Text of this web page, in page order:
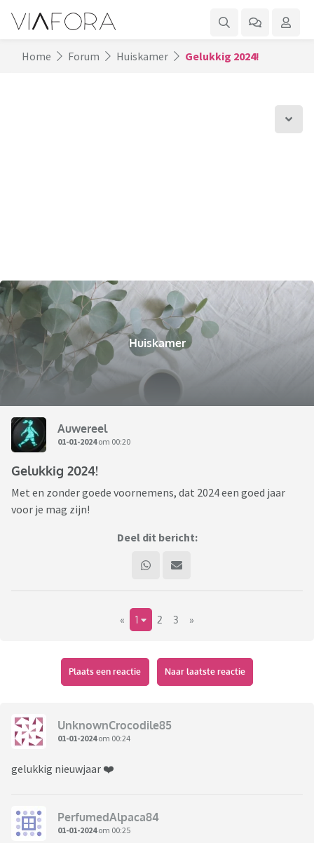
Home Forum Huiskamer Gelukkig 2024!
Huiskamer
Auwereel
01-01-2024om 00:20
Gelukkig 2024!
Met en zonder goede voornemens, dat 2024 een goed jaar
voor je mag zijn!
Deel dit bericht:
« 1 2 3 »
Plaats een reactie Naar laatste reactie
UnknownCrocodile85
01-01-2024om 00:24
gelukkig nieuwjaar ❤️
PerfumedAlpaca84
01-01-2024om 00:25